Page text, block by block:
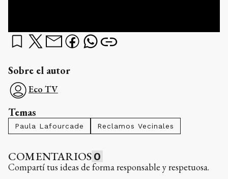
Sobre el autor
Eco TV
Temas
Paula Lafourcade Reclamos Vecinales
COMENTARIOS 0
Compartí tus ideas de forma responsable y respetuosa.